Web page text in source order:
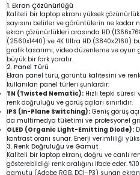
1. Ekran Çözünürlüğü
Kaliteli bir laptop ekranı yüksek
sayısını belirler ve görüntülerin ne kadar
ekran çözünürlükleri arasında HD
(2560x1440) ve 4K Ultra HD (3840x2160)
grafik tasarımı, video düzenleme ve
büyük bir fark yaratır.
2. Panel Türü
Ekran panel türü, görüntü kalitesini ve
kullanılan panel türleri şunlardır:
TN (Twisted Nematic): Hızlı tepki
renk doğruluğu ve görüş açıları sınırlıdır.
IPS (In-Plane Switching): Geniş görüş
da multimedya tüketimi ve profesyonel
OLED (Organic Light-Emitting Diode):
kontrast oranı sunar. Enerji verimliliği
3. Renk Doğruluğu ve Gamut
Kaliteli bir laptop ekranı, doğru ve canlı
gösterebildiği renk aralığını ifade eder.
gamutu (Adobe RGB, DCI-P3) sunan